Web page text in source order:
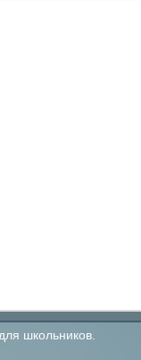
школьников.